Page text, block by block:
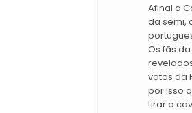
Afinal a
da semi,
Os fãs da
votos da
por isso
tirar o